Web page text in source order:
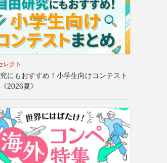
レクト
にもおすすめ！小学生向けコンテスト
2026夏》